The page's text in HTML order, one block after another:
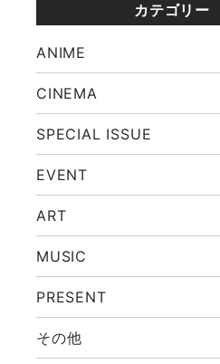
カテゴリー
ANIME
CINEMA
SPECIAL ISSUE
EVENT
ART
MUSIC
PRESENT
その他